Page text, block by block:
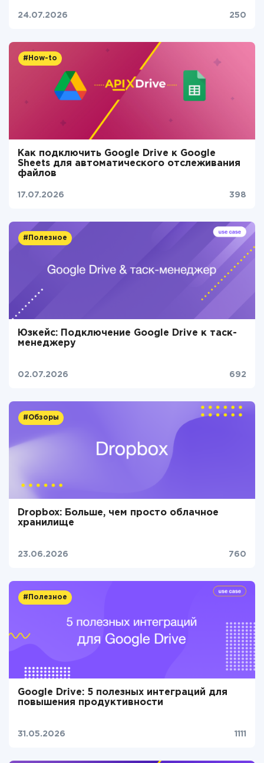
24.07.2026 250
#How-to
Как подключить Google Drive к Google
Sheets для автоматического отслеживания
файлов
17.07.2026 398
#Полезное
Юзкейс: Подключение Google Drive к таск-
менеджеру
02.07.2026 692
#Обзоры
Dropbox: Больше, чем просто облачное
хранилище
23.06.2026 760
#Полезное
Google Drive: 5 полезных интеграций для
повышения продуктивности
31.05.2026 1111